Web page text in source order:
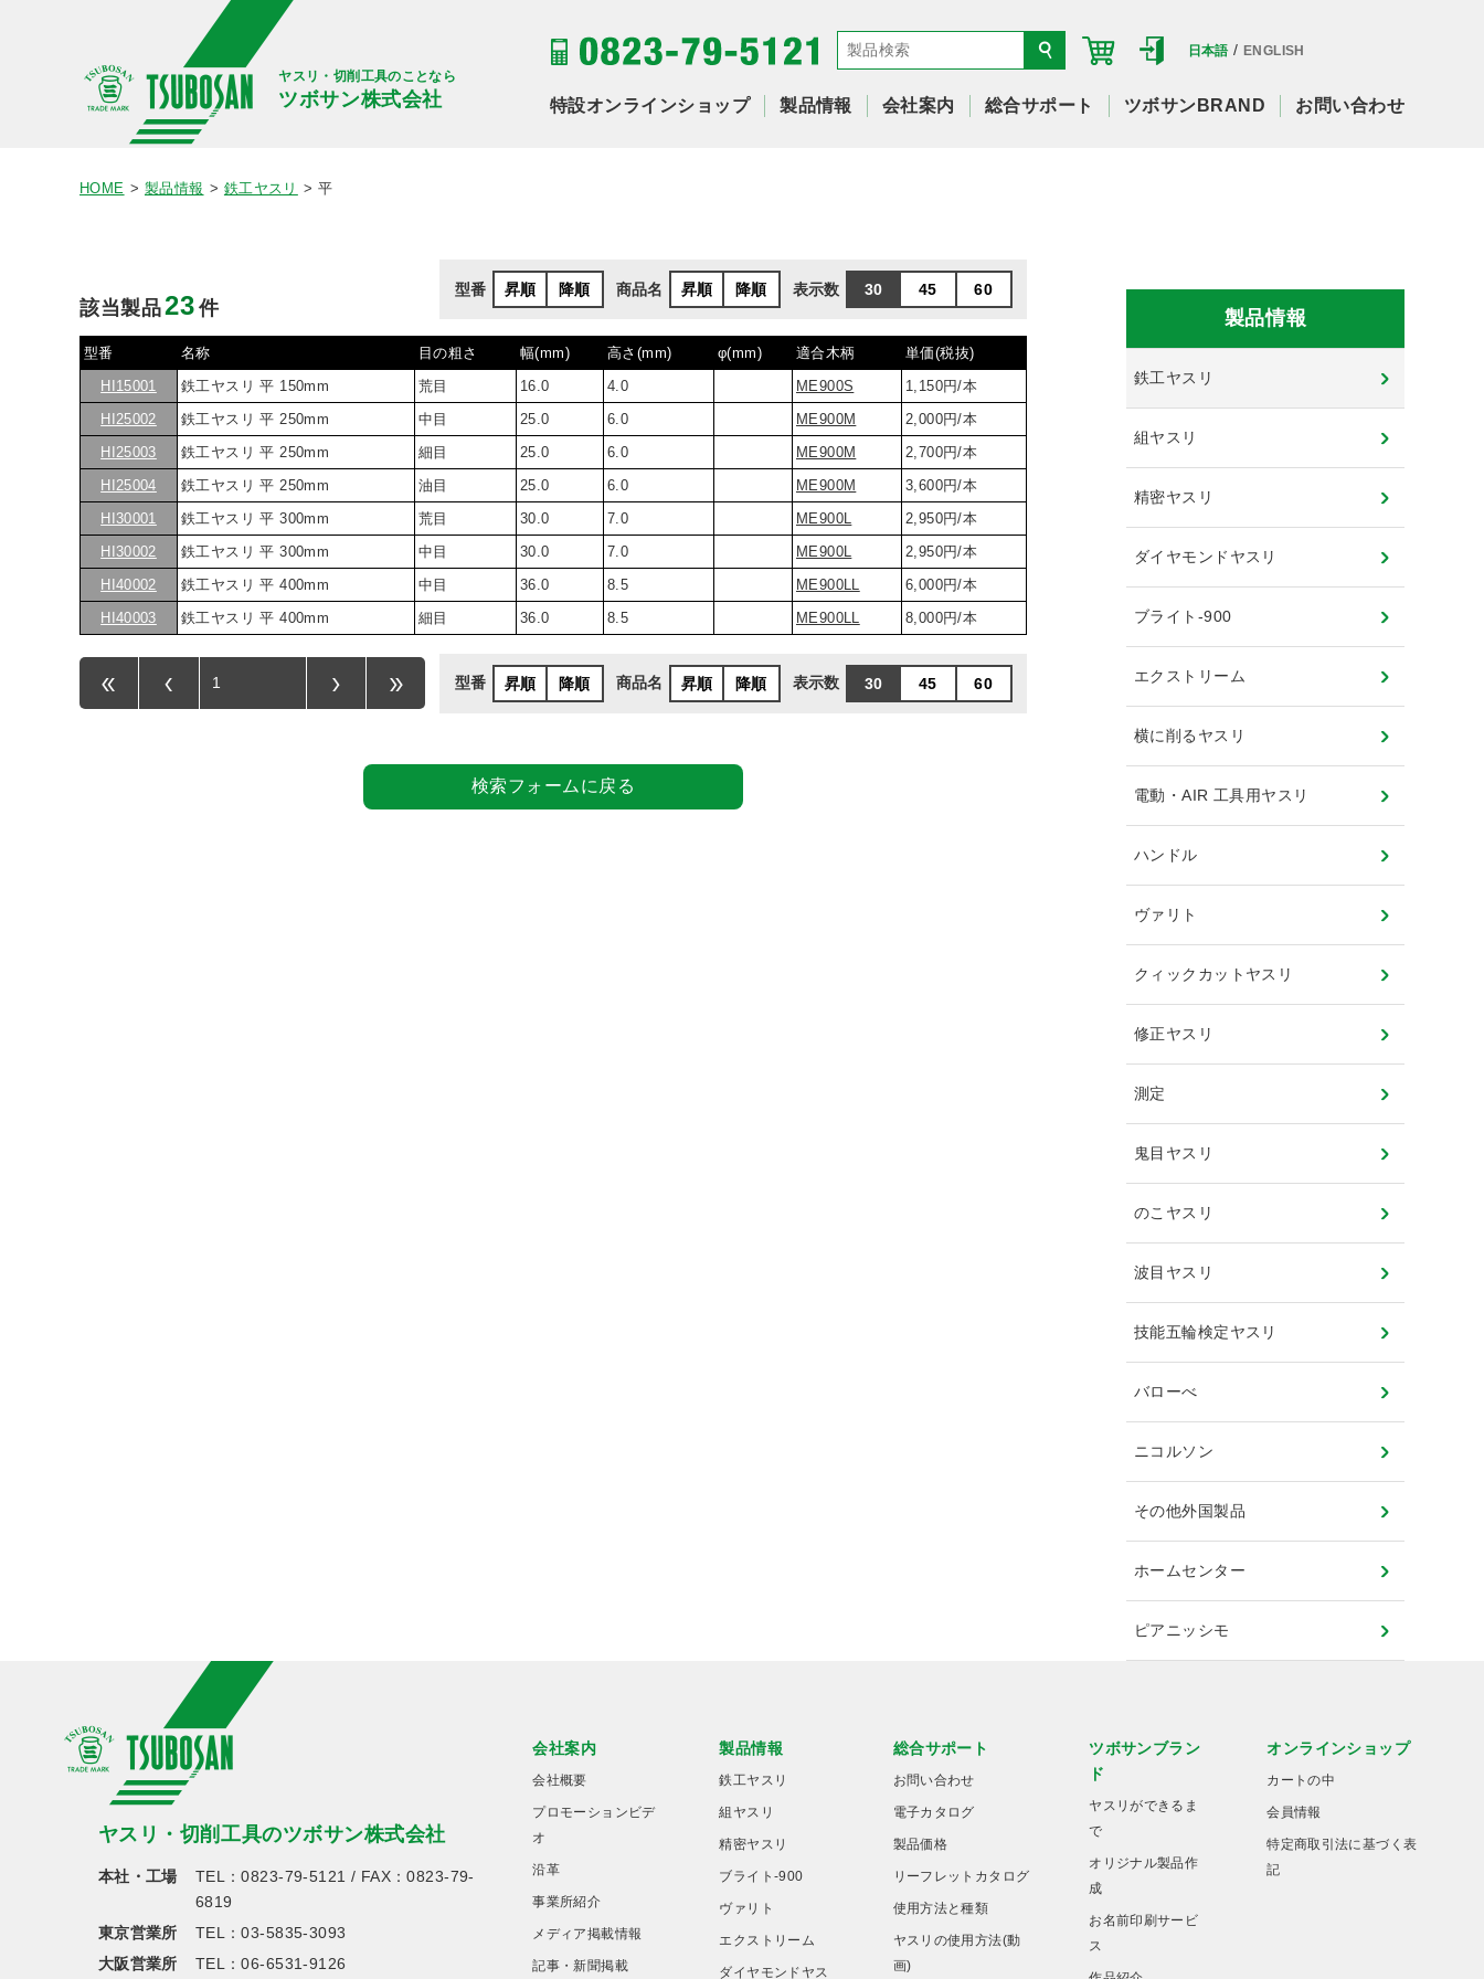
ヤスリ・切削工具のことなら
ツボサン株式会社
日本語/ENGLISH
特設オンラインショップ 製品情報 会社案内 総合サポート ツボサンBRAND お問い合わせ
HOME 製品情報 鉄工ヤスリ 平
型番 昇順 降順 商品名 昇順 降順 表示数 30 45 60
該当製品23 件
型番 名称 目の粗さ 幅(mm) 高さ(mm) φ(mm) 適合木柄
単価(税抜)
HI15001
鉄工ヤスリ 平 150mm 荒目 16.0 4.0 ME900S
1,150円/本
HI25002
鉄工ヤスリ 平 250mm 中目 25.0 6.0 ME900M
2,000円/本
HI25003
鉄工ヤスリ 平 250mm 細目 25.0 6.0 ME900M
2,700円/本
HI25004
鉄工ヤスリ 平 250mm 油目 25.0 6.0 ME900M
3,600円/本
HI30001
鉄工ヤスリ 平 300mm 荒目 30.0 7.0 ME900L
2,950円/本
HI30002
鉄工ヤスリ 平 300mm 中目 30.0 7.0 ME900L
2,950円/本
HI40002
鉄工ヤスリ 平 400mm 中目 36.0 8.5 ME900LL
6,000円/本
HI40003
鉄工ヤスリ 平 400mm 細目 36.0 8.5 ME900LL 8,000円/本
型番 昇順 降順 商品名 昇順 降順 表示数 30 45 60
検索フォームに戻る
製品情報
鉄工ヤスリ
組ヤスリ
精密ヤスリ
ダイヤモンドヤスリ
ブライト-900
エクストリーム
横に削るヤスリ
電動・AIR 工具用ヤスリ
ハンドル
ヴァリト
クィックカットヤスリ
修正ヤスリ
測定
鬼目ヤスリ
のこヤスリ
波目ヤスリ
技能五輪検定ヤスリ
バローべ
ニコルソン
その他外国製品
ホームセンター
ピアニッシモ
ヤスリ・切削工具のツボサン株式会社
本社・工場 TEL：0823-79-5121 / FAX：0823-79-
6819
東京営業所
TEL：03-5835-3093
大阪営業所
TEL：06-6531-9126
会社案内
会社概要
プロモーションビデ
オ
沿革
事業所紹介
メディア掲載情報
記事・新聞掲載
製品情報
鉄工ヤスリ
組ヤスリ
精密ヤスリ
ブライト-900
ヴァリト
エクストリーム
ダイヤモンドヤス
総合サポート
お問い合わせ
電子カタログ
製品価格
リーフレットカタログ
使用方法と種類
ヤスリの使用方法(動
画)
ツボサンブラン
ド
ヤスリができるま
で
オリジナル製品作
成
お名前印刷サービ
ス
オンラインショップ
カートの中
会員情報
特定商取引法に基づく表
記